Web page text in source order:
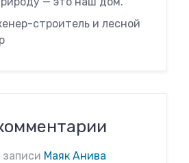
строитель и лесной
записи Маяк Анива